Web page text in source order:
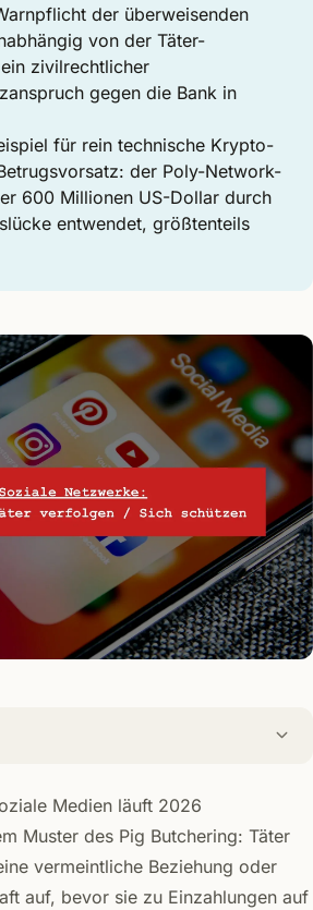
der überweisenden
von der Täter-
zivilrechtlicher
gegen die Bank in
für rein technische Krypto-
der Poly-Network-
600 Millionen US-Dollar durch
entwendet, größtenteils
Medien läuft 2026
Muster des Pig Butchering: Täter
vermeintliche Beziehung oder
auf, bevor sie zu Einzahlungen auf